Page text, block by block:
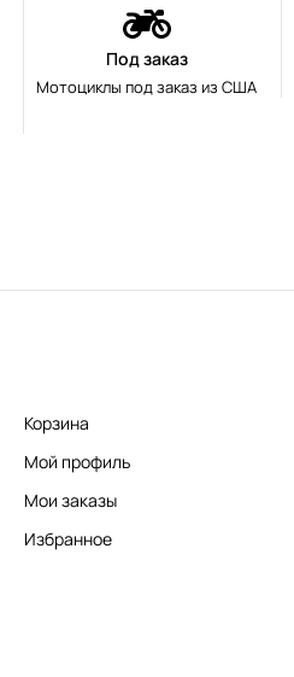
Под заказ
Мотоциклы под заказ из США
Корзина
Мой профиль
Мои заказы
Избранное